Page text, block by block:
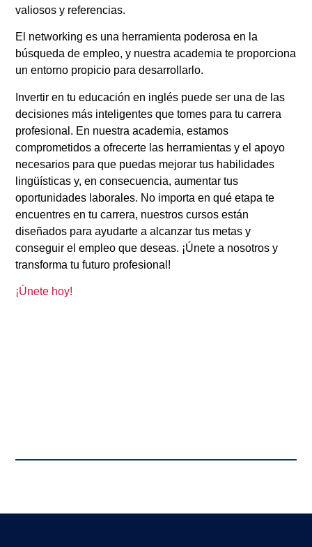
valiosos y referencias.
El networking es una herramienta poderosa en la
búsqueda de empleo, y nuestra academia te proporciona
un entorno propicio para desarrollarlo.
Invertir en tu educación en inglés puede ser una de las
decisiones más inteligentes que tomes para tu carrera
profesional. En nuestra academia, estamos
comprometidos a ofrecerte las herramientas y el apoyo
necesarios para que puedas mejorar tus habilidades
lingüísticas y, en consecuencia, aumentar tus
oportunidades laborales. No importa en qué etapa te
encuentres en tu carrera, nuestros cursos están
diseñados para ayudarte a alcanzar tus metas y
conseguir el empleo que deseas. ¡Únete a nosotros y
transforma tu futuro profesional!
¡Únete hoy!